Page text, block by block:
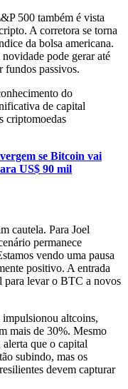
500 também é vista
A corretora se torna
da bolsa americana.
pode gerar até
fundos passivos.
do
de capital
criptomoedas
se Bitcoin vai
US$ 90 mil
cautela. Para Joel
permanece
vendo uma pausa
positivo. A entrada
para levar o BTC a novos
altcoins,
mais de 30%. Mesmo
que o capital
subindo, mas os
devem capturar